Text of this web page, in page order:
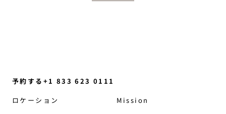
予約する+1 833 623 0111
ロケーション
Mission